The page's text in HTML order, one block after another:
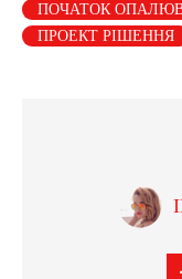
ПОЧАТОК
ПРОЕКТ РІШЕННЯ